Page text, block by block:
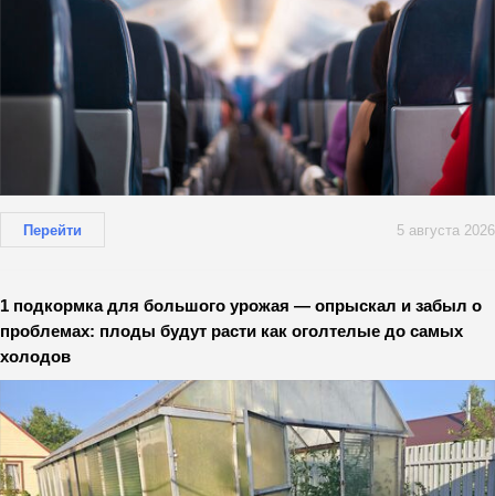
Перейти 5 августа 2026
1 подкормка для большого урожая — опрыскал и забыл о
проблемах: плоды будут расти как оголтелые до самых
холодов